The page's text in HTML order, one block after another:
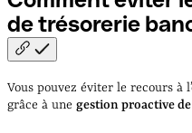
de trésorerie
Vous pouvez éviter le recours à
grâce à une gestion proactive